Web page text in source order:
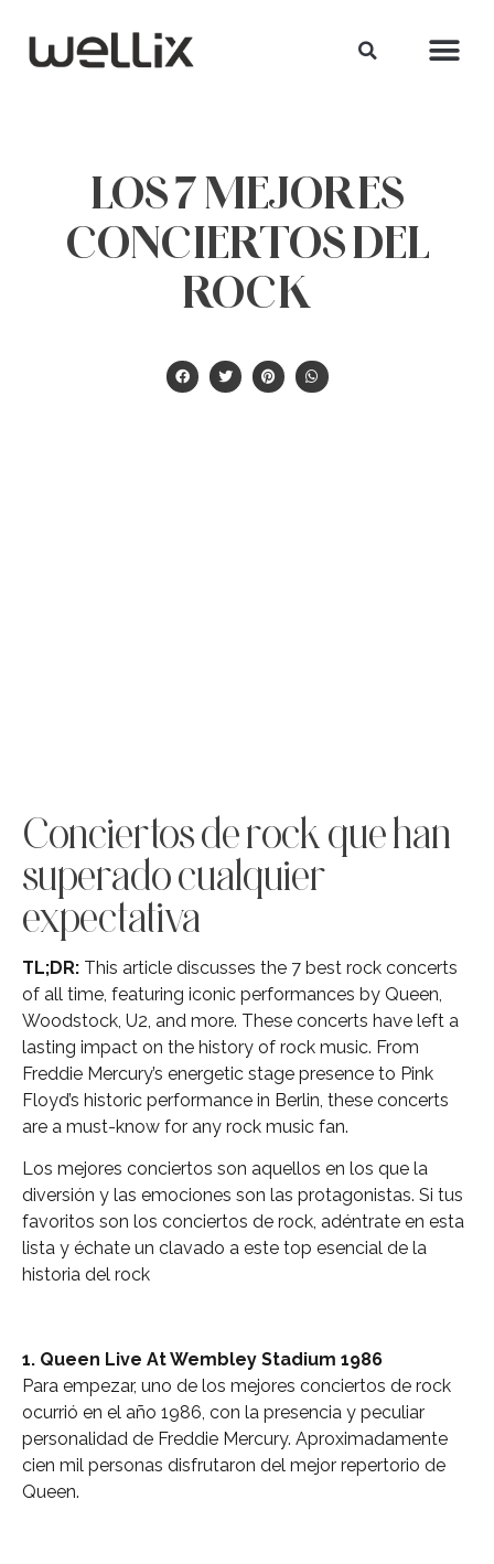
LOS 7 MEJORES
CONCIERTOS DEL
ROCK
Conciertos de rock que han
superado cualquier
expectativa
TL;DR: This article discusses the 7 best rock concerts
of all time, featuring iconic performances by Queen,
Woodstock, U2, and more. These concerts have left a
lasting impact on the history of rock music. From
Freddie Mercury’s energetic stage presence to Pink
Floyd’s historic performance in Berlin, these concerts
are a must-know for any rock music fan.
Los mejores conciertos son aquellos en los que la
diversión y las emociones son las protagonistas. Si tus
favoritos son los conciertos de rock, adéntrate en esta
lista y échate un clavado a este top esencial de la
historia del rock
1. Queen Live At Wembley Stadium 1986
Para empezar, uno de los mejores conciertos de rock
ocurrió en el año 1986, con la presencia y peculiar
personalidad de Freddie Mercury. Aproximadamente
cien mil personas disfrutaron del mejor repertorio de
Queen.